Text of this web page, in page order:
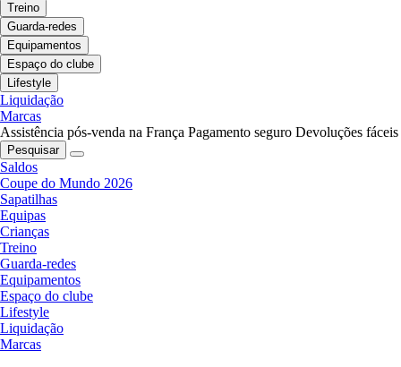
Treino
Guarda-redes
Equipamentos
Espaço do clube
Lifestyle
Liquidação
Marcas
Assistência pós-venda na França Pagamento seguro Devoluções fáceis
Pesquisar
Saldos
Coupe do Mundo 2026
Sapatilhas
Equipas
Crianças
Treino
Guarda-redes
Equipamentos
Espaço do clube
Lifestyle
Liquidação
Marcas